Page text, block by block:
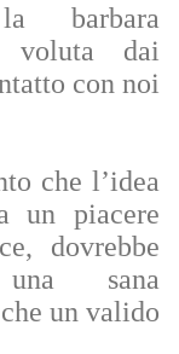
barbara
voluta dai
con noi
che l’idea
un piacere
dovrebbe
una sana
un valido